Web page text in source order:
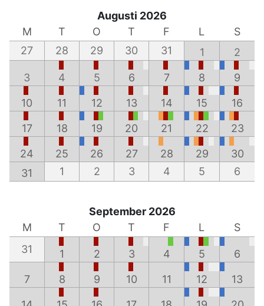
Augusti 2026
M
T O T F L
S
27
28 29 30 31 1 2
3 4 5 6 7 8 9
10 11 12 13 14 15 16
17 18 19 20 21 22 23
24 25 26 27 28 29
30
31
1 2 3 4 5 6
September 2026
M
T O T F L
S
31
1 2 3 4 5 6
7 8 9 10 11 12 13